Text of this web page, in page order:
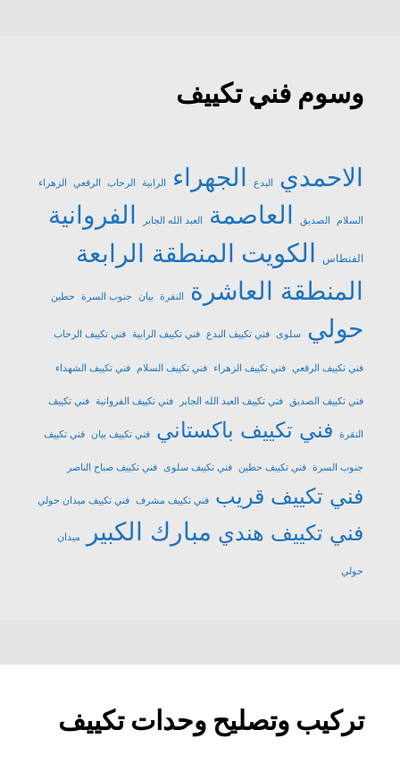
وسوم فني تكييف
الاحمدي البدع الجهراء الرابية الرحاب الرقعي الزهراء
السلام الصديق العاصمة العبد الله الجابر الفروانية
الفنطاس الكويت المنطقة الرابعة
المنطقة العاشرة
النقرة بيان جنوب السرة حطين
حولي سلوى فني تكييف البدع فني تكييف الرابية فني تكييف الرحاب
فني تكييف الرقعي فني تكييف الزهراء فني تكييف السلام فني تكييف الشهداء
فني تكييف الصديق فني تكييف العبد الله الجابر فني تكييف الفروانية فني تكييف
النقرة فني تكييف باكستاني فني تكييف بيان فني تكييف
جنوب السرة فني تكييف حطين فني تكييف سلوى فني تكييف صباح الناصر
فني تكييف قريب فني تكييف مشرف فني تكييف ميدان حولي
فني تكييف هندي مبارك الكبير ميدان
حولي
تركيب وتصليح وحدات تكييف